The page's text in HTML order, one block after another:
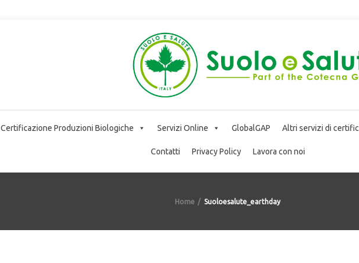
Certificazione Produzioni Biologiche Servizi Online GlobalGAP Altri servizi di
Contatti Privacy Policy Lavora con noi
Home Suoloesalute_earthday